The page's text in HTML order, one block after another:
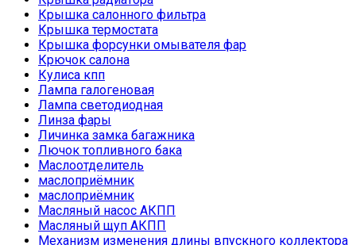
Крышка салонного фильтра
Крышка термостата
Крышка форсунки омывателя фар
Крючок салона
Кулиса кпп
Лампа галогеновая
Лампа светодиодная
Линза фары
Личинка замка багажника
Лючок топливного бака
Маслоотделитель
маслоприёмник
маслоприёмник
Масляный насос АКПП
Масляный щуп АКПП
Механизм изменения длины впускного коллектора